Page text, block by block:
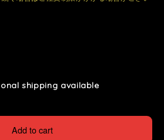
shipping available
Add to cart